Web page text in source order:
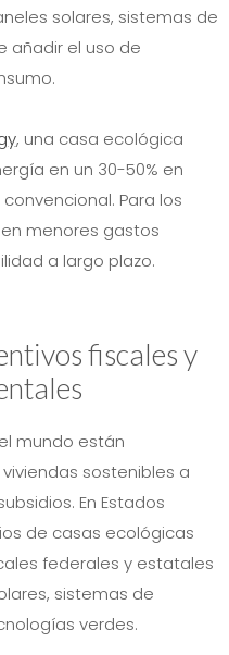
solares, sistemas de
añadir el uso de
, una casa ecológica
en un 30-50% en
Para los
menores gastos
a largo plazo.
fiscales y
mundo están
sostenibles a
En Estados
de casas ecológicas
federales y estatales
sistemas de
verdes.